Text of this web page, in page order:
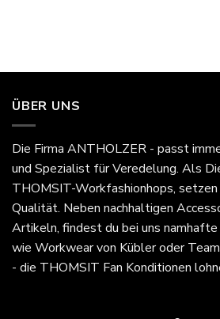
ÜBER UNS
Die Firma ANTHOLZER - passt
und Spezialist für Veredelung. Als
THOMSIT-Workfashionhops, setzen
Qualität. Neben nachhaltigen
Artikeln, findest du bei uns
wie Workwear von Kübler oder
- die THOMSIT Fan Konditionen